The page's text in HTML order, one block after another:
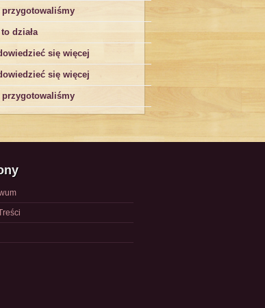
przygotowaliśmy
działa
się więcej
się więcej
przygotowaliśmy